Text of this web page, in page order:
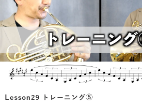
Lesson29 トレーニング⑤